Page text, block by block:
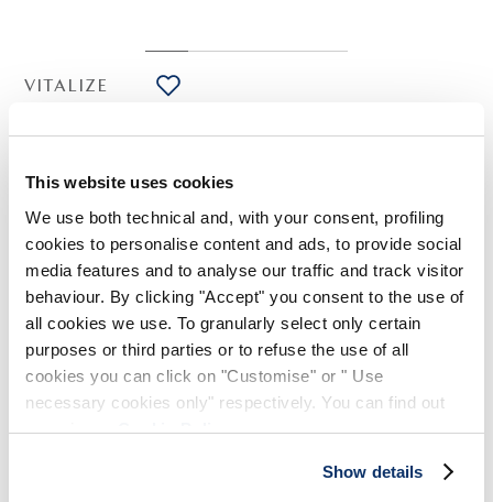
This website uses cookies
We use both technical and, with your consent, profiling
cookies to personalise content and ads, to provide social
media features and to analyse our traffic and track visitor
behaviour. By clicking "Accept" you consent to the use of
all cookies we use. To granularly select only certain
purposes or third parties or to refuse the use of all
cookies you can click on "Customise" or " Use
necessary cookies only" respectively. You can find out
more in ourCookie Policy.
Show details
VITALIZE
Chemise boxy en lyocell grenat
(Droits de douane compris)
Grâce à la coupe boxy, ample et carrée juste au-dessus des
hanches, la chemise Vitalize permet de jouer avec les
associations les plus inattendues. Le tissu lyocell offre de la
fluidité, la palette neutre de la polyvalence.
boutons. Boutonnage frontal. Pli horizontal à la mi-buste